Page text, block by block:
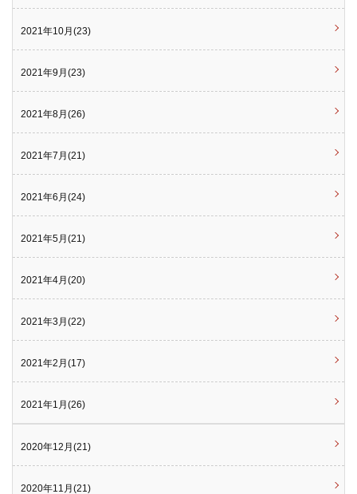
2021年10月(23)
2021年9月(23)
2021年8月(26)
2021年7月(21)
2021年6月(24)
2021年5月(21)
2021年4月(20)
2021年3月(22)
2021年2月(17)
2021年1月(26)
2020年12月(21)
2020年11月(21)